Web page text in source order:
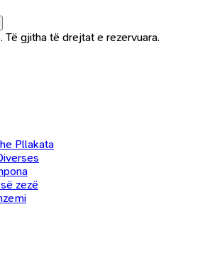
gjitha të drejtat e rezervuara.
Pllakata
zezë